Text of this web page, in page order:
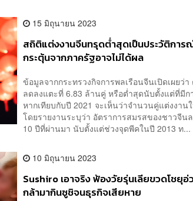
15 มิถุนายน 2023
สถิติแต่งงานจีนทรุดต่ำสุดเป็นประวัติการ
กระตุ้นจากภาครัฐอาจไม่ได้ผล
ข้อมูลจากกระทรวงกิจการพลเรือนจีนเปิดเผยว่
ลดลงแตะที่ 6.83 ล้านคู่ หรือต่ำสุดนับตั้งแต่ที่มี
หากเทียบกับปี 2021 จะเห็นว่าจำนวนคู่แต่งงา
โดยรายงานระบุว่า อัตราการสมรสของชาวจีน
10 ปีที่ผ่านมา นับตั้งแต่ช่วงจุดพีคในปี 2013 ท...
10 มิถุนายน 2023
Sushiro เอาจริง ฟ้องวัยรุ่นเลียขวดโชยุอ่
กล้ามากินซูชิจนธุรกิจเสียหาย